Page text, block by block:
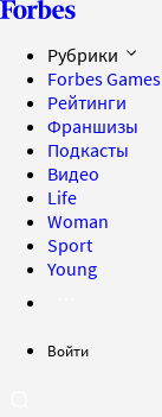
Рубрики
Forbes Games
Рейтинги
Франшизы
Подкасты
Видео
Life
Woman
Sport
Young
Войти